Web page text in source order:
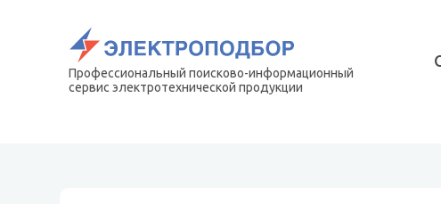
Профессиональный поисково-информационный
сервис электротехнической продукции